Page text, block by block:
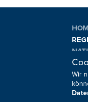
Sie
Wir